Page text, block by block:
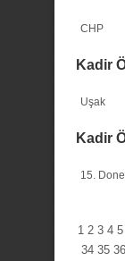
CHP
Kadir
Uşak
Kadir
15.
1 2 3 4 5
34 35 36